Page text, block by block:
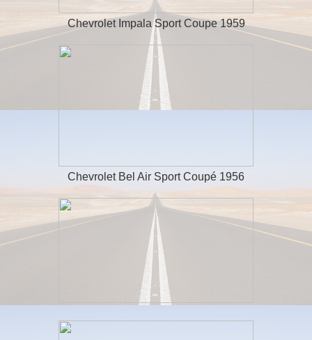
Chevrolet Impala Sport Coupe 1959
Chevrolet Bel Air Sport Coupé 1956